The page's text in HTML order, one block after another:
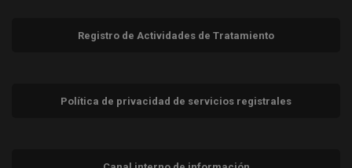
Registro de Actividades de Tratamiento
Política de privacidad de servicios registrales